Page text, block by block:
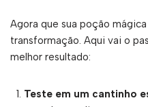
Agora que sua poção
transformação. Aqui vai o
melhor resultado:
Teste em um cantinho